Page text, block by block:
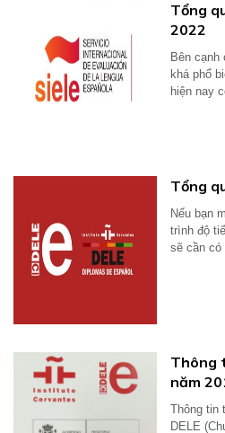
Tổng
2022
Bên cạnh
khá phổ
hiện nay
Tổng
Nếu bạn
trình độ
sẽ cần có
Thông
năm
Thông tin
DELE